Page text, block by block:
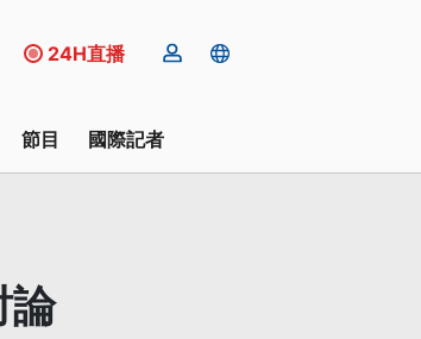
24H直播
節目 國際記者
論